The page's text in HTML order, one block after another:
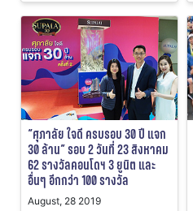
“ศุภาลัย ใจดี ครบรอบ 30 ปี แจก
30 ล้าน” รอบ 2 วันที่ 23 สิงหาคม
62 รางวัลคอนโดฯ 3 ยูนิต และ
อื่นๆ อีกกว่า 100 รางวัล
August, 28 2019